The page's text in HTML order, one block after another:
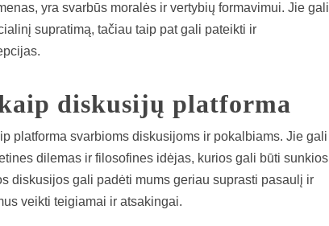
yra svarbūs moralės ir vertybių formavimui. Jie gali
supratimą, tačiau taip pat gali pateikti ir
diskusijų platforma
platforma svarbioms diskusijoms ir pokalbiams. Jie gali
dilemas ir filosofines idėjas, kurios gali būti sunkios
diskusijos gali padėti mums geriau suprasti pasaulį ir
veikti teigiamai ir atsakingai.